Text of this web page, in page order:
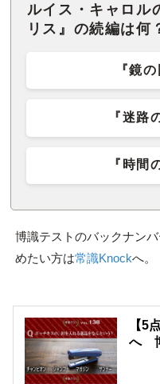
ルイス・キャロル
リス』の続編は何
『鏡
『迷路
『時間
博識テストのバックナン
めたい方は常識Knockへ。
【5
へ